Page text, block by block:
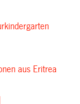
aus Eritrea